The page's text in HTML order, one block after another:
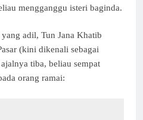
mengganggu isteri baginda.
adil, Tun Jana Khatib
(kini dikenali sebagai
tiba, beliau sempat
orang ramai: